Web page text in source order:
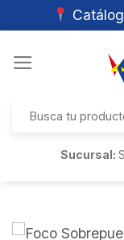
por:
Sucursal: